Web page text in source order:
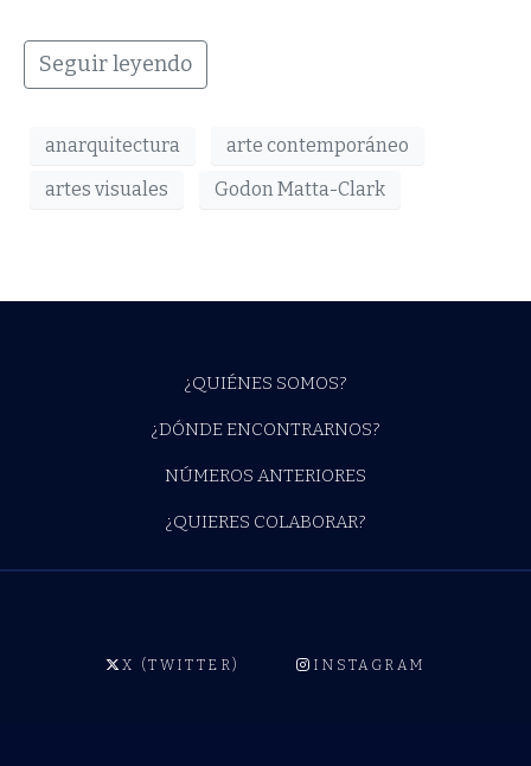
Seguir leyendo
anarquitectura
arte contemporáneo
artes visuales
Godon Matta-Clark
¿QUIÉNES SOMOS?
¿DÓNDE ENCONTRARNOS?
NÚMEROS ANTERIORES
¿QUIERES COLABORAR?
X (TWITTER) INSTAGRAM